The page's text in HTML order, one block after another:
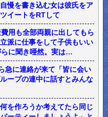
慢を書き込む女は彼氏をア
イートをRTして
用も全部両親に出してもら
派に仕事をして子供もいい
に聞き唖然。実は…
急に連絡が来て「皆に会い
ープの連中に話すとみんな
を作ろうか考えてたら同じ